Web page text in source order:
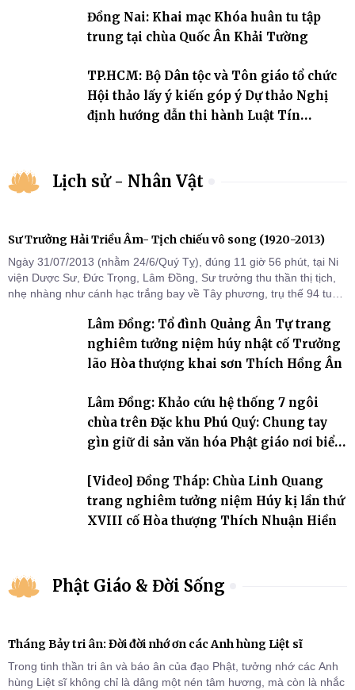
Đồng Nai: Khai mạc Khóa huân tu tập
trung tại chùa Quốc Ân Khải Tường
TP.HCM: Bộ Dân tộc và Tôn giáo tổ chức
Hội thảo lấy ý kiến góp ý Dự thảo Nghị
định hướng dẫn thi hành Luật Tín
Lịch sử - Nhân Vật
Sư Trưởng Hải Triều Âm- Tịch chiếu vô song (1920-2013)
Ngày 31/07/2013 (nhằm 24/6/Quý Tỵ), đúng 11 giờ 56 phút, tại Ni
viện Dược Sư, Đức Trọng, Lâm Đồng, Sư trưởng thu thần thị tịch,
nhẹ nhàng như cánh hạc trắng bay về Tây phương, trụ thế 94 tuổi
Lâm Đồng: Tổ đình Quảng Ân Tự trang
nghiêm tưởng niệm húy nhật cố Trưởng
lão Hòa thượng khai sơn Thích Hồng Ân
Lâm Đồng: Khảo cứu hệ thống 7 ngôi
chùa trên Đặc khu Phú Quý: Chung tay
gìn giữ di sản văn hóa Phật giáo nơi biển
[Video] Đồng Tháp: Chùa Linh Quang
trang nghiêm tưởng niệm Húy kị lần thứ
XVIII cố Hòa thượng Thích Nhuận Hiền
Phật Giáo & Đời Sống
Tháng Bảy tri ân: Đời đời nhớ ơn các Anh hùng Liệt sĩ
Trong tinh thần tri ân và báo ân của đạo Phật, tưởng nhớ các Anh
hùng Liệt sĩ không chỉ là dâng một nén tâm hương, mà còn là nhắc